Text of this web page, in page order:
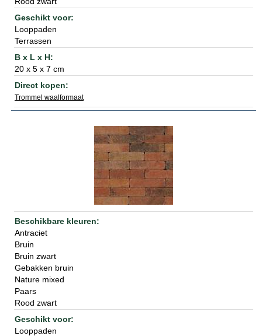
Looppaden
Terrassen
20 x 5 x 7 cm
Trommel waalformaat
Antraciet
Bruin
Bruin zwart
Gebakken bruin
Nature mixed
Paars
Rood zwart
Looppaden